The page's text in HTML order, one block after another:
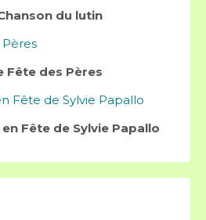
du lutin
Fête des Pères
Fête de Sylvie Papallo